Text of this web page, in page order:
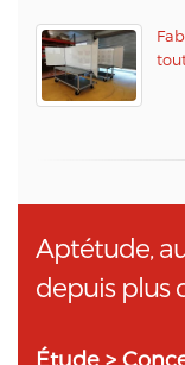
Aptétude,
depuis plus
Étude >